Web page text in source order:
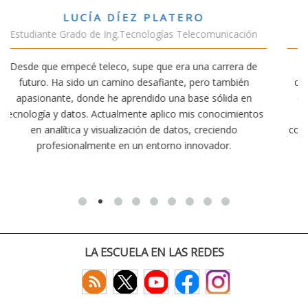
de
en
VÍCTOR SÁNCHEZ VALENCIA
Estudiante Doble Grado Teleco-ADE
Estudiar teleco me ha permitido comprender cómo
conectividad afecta nuestra vida diaria. Aunque la
exige esfuerzo, he dedicado parte de mi tiempo a
actividades como el salvamento y socorrismo. Estoy
convencido de que elegir teleco ha sido una de las
decisiones que he tomado.
LA ESCUELA EN LAS REDES